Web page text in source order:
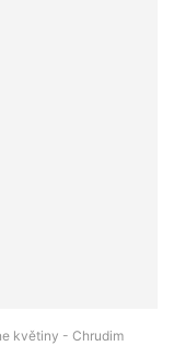
květiny - Chrudim